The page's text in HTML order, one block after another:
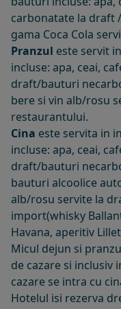
carbonatate la draft
gama Coca Cola
Pranzul este servit
incluse: apa, ceai,
draft/bauturi
bere si vin alb/rosu
restaurantului.
Cina este servita in
incluse: apa, ceai,
draft/bauturi
bauturi alcoolice
alb/rosu servite la
import(whisky
Havana, aperitiv
Micul dejun si
de cazare si inclusiv
cazare se intra cu
Hotelul isi rezerva